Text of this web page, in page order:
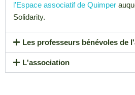
l’Espace associatif de Quimper
Solidarity.
Les professeurs bénévoles de
L'association